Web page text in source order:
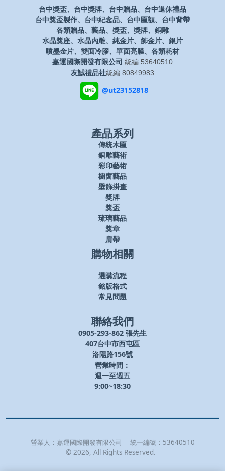
台中獎盃、台中獎牌、台中贈品、台中退休禮品
台中獎盃製作、台中紀念品、台中匾額、台中背帶
各類贈品、藝品、獎盃、獎牌、銅雕
水晶獎座、水晶內雕、純金片、飾金片、銀片
噴墨金片、雙面冷膠、單面亮膜、各類耗材
嘉運國際開發有限公司 統編:53640510
友誠禮品社統編:80849983
@ut23152818
產品系列
傳統木匾
銅雕藝術
彩印藝術
櫥窗藝品
壁飾掛畫
獎牌
獎盃
琉璃藝品
獎章
肩帶
購物相關
選購流程
銘版格式
常見問題
聯絡我們
0905-293-862 張先生
407台中市西屯區
洛陽路156號
營業時間：
週一至週五
9:00~18:30
營業人： 嘉運國際開發有限公司 統一編號： 53640510
© 2026, All Rights Reserved.